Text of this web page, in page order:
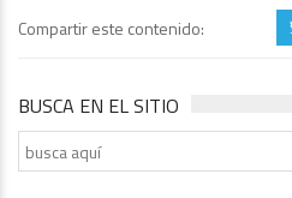
Compartir este contenido:
BUSCA EN EL SITIO